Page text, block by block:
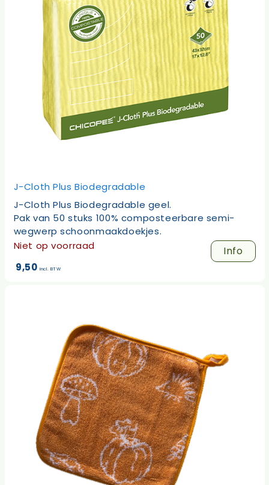
J-Cloth Plus Biodegradable
J-Cloth Plus Biodegradable geel.
Pak van 50 stuks 100% composteerbare semi-
wegwerp schoonmaakdoekjes.
Niet op voorraad
Info
9,50 incl. BTW